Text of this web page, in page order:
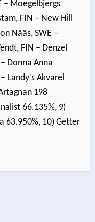
– Moegelbjergs
FIN – New Hill
Nääs, SWE –
FIN – Denzel
Donna Anna
Landy’s Akvarel
198
66.135%, 9)
63.950%, 10) Getter